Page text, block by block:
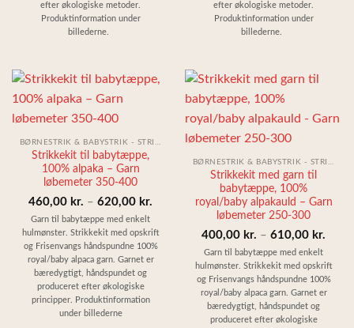
efter økologiske metoder.
Produktinformation under
billederne.
efter økologiske metoder.
Produktinformation under
billederne.
Strikkekit til babytæppe,
100% alpaka – Garn
løbemeter 350-400
460,00 kr. – 620,00 kr. Prisinterval:
til
620,00 kr.
Garn til babytæppe med enkelt
hulmønster. Strikkekit med opskrift
og Frisenvangs håndspundne 100%
royal/baby alpaca garn. Garnet er
bæredygtigt, håndspundet og
produceret efter økologiske
principper. Produktinformation
under billederne
Strikkekit med garn til
babytæppe, 100%
royal/baby alpakauld – Garn
løbemeter 250-300
400,00 kr. – 610,00 kr.
til
Garn til babytæppe med enkelt
hulmønster. Strikkekit med opskrift
og Frisenvangs håndspundne 100%
royal/baby alpaca garn. Garnet er
bæredygtigt, håndspundet og
produceret efter økologiske